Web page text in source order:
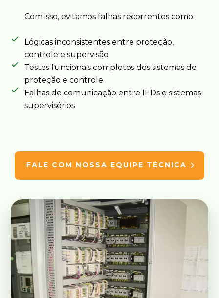
Com isso, evitamos falhas recorrentes como:
Lógicas inconsistentes entre proteção,
controle e supervisão
Testes funcionais completos dos sistemas de
proteção e controle
Falhas de comunicação entre IEDs e sistemas
supervisórios
FALE COM NOSSA EQUIPE TÉCNICA